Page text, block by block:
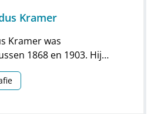
Kramer
Kramer was
1868 en 1903. Hij
in Groningen, maar hij
neer in Drenthe. Vooral